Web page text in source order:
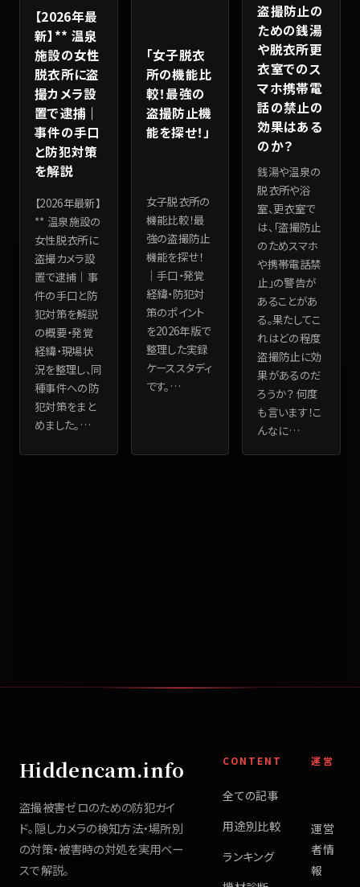
【2026年最
新】** 温泉
施設の女性
脱衣所に盗
撮カメラ設
置で逮捕｜
事件の手口
と防犯対策
を解説
【2026年最新】
** 温泉施設の
女性脱衣所に
盗撮カメラ設
置で逮捕｜事
件の手口と防
犯対策を解説
の概要・発覚
経緯・現場状
況を整理し、同
種事件への防
犯対策をまと
めました。 …
「女子脱衣
所の機能比
較！最強の
盗撮防止機
能を探せ！」
女子脱衣所の
機能比較！最
強の盗撮防止
機能を探せ！
｜手口・発覚
経緯・防犯対
策のポイント
を2026年版で
整理した実録
ケーススタディ
です。 …
盗撮防止の
ための銭湯
や脱衣所更
衣室でのス
マホ携帯電
話の禁止の
効果はある
のか？
銭湯や温泉の
脱衣所や浴
室、更衣室で
は、「盗撮防止
のためスマホ
や携帯電話禁
止」の警告が
あることがあ
る。果たしてこ
れはどの程度
盗撮防止に効
果があるのだ
ろうか？ 何度
も言います！こ
んなに…
Hiddencam.info
盗撮被害ゼロのための防犯ガイ
ド。隠しカメラの検知方法・場所別
の対策・被害時の対処を実用ベー
スで解説。
CONTENT
全ての記事
用途別比較
ランキング
運営
運営
者情
報